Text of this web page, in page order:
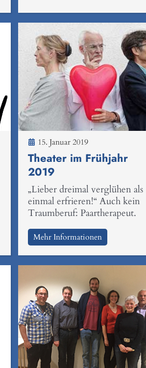
15. Januar 2019
Theater im Frühjahr
2019
„Lieber dreimal verglühen als
einmal erfrieren!“ Auch kein
Traumberuf: Paartherapeut.
Mehr Informationen